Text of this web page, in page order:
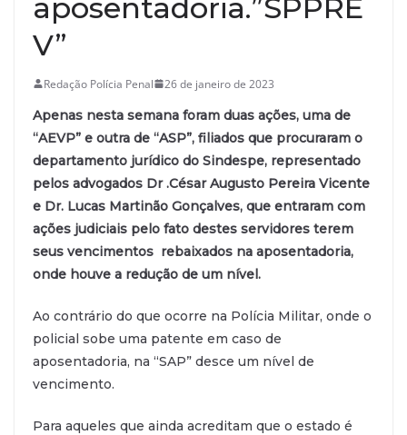
aposentadoria.”SPPRE
V”
Redação Polícia Penal 26 de janeiro de 2023
Apenas nesta semana foram duas ações, uma de
“AEVP” e outra de “ASP”, filiados que procuraram o
departamento jurídico do Sindespe, representado
pelos advogados Dr .César Augusto Pereira Vicente
e Dr. Lucas Martinão Gonçalves, que entraram com
ações judiciais pelo fato destes servidores terem
seus vencimentos rebaixados na aposentadoria,
onde houve a redução de um nível.
Ao contrário do que ocorre na Polícia Militar, onde o
policial sobe uma patente em caso de
aposentadoria, na “SAP” desce um nível de
vencimento.
Para aqueles que ainda acreditam que o estado é